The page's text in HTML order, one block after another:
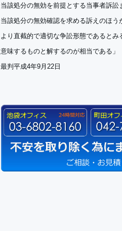
当該処分の無効を前提とする当事者訴訟
当該処分の無効確認を求める訴えのほう
より直截的で適切な争訟形態であるとみ
意味するものと解するのが相当である」
最判平成4年9月22日